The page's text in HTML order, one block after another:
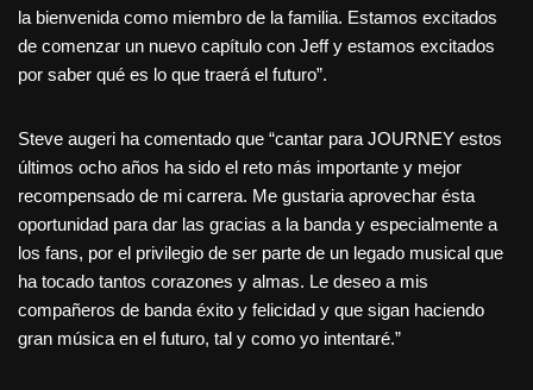
la bienvenida como miembro de la familia. Estamos excitados
de comenzar un nuevo capítulo con Jeff y estamos excitados
por saber qué es lo que traerá el futuro”.
Steve augeri ha comentado que “cantar para JOURNEY estos
últimos ocho años ha sido el reto más importante y mejor
recompensado de mi carrera. Me gustaria aprovechar ésta
oportunidad para dar las gracias a la banda y especialmente a
los fans, por el privilegio de ser parte de un legado musical que
ha tocado tantos corazones y almas. Le deseo a mis
compañeros de banda éxito y felicidad y que sigan haciendo
gran música en el futuro, tal y como yo intentaré.”